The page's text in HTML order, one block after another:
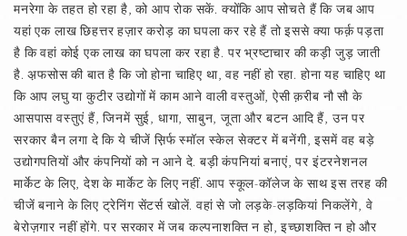
मनरेगा के तहत हो रहा है, को आप रोक सकें. क्योंकि आप सोचते हैं कि जब आप
यहां एक लाख छिहत्तर हज़ार करोड़ का घपला कर रहे हैं तो इससे क्या फर्क़ पड़ता
है कि वहां कोई एक लाख का घपला कर रहा है. पर भ्रष्टाचार की कड़ी जुड़ जाती
है. अ़फसोस की बात है कि जो होना चाहिए था, वह नहीं हो रहा. होना यह चाहिए था
कि आप लघु या कुटीर उद्योगों में काम आने वाली वस्तुओं, ऐसी क़रीब नौ सौ के
आसपास वस्तुएं हैं, जिनमें सुई, धागा, साबुन, जूता और बटन आदि हैं, उन पर
सरकार बैन लगा दे कि ये चीजें स़िर्फ स्मॉल स्केल सेक्टर में बनेंगी, इसमें वह बड़े
उद्योगपतियों और कंपनियों को न आने दे. बड़ी कंपनियां बनाएं, पर इंटरनेशनल
मार्केट के लिए, देश के मार्केट के लिए नहीं. आप स्कूल-कॉलेज के साथ इस तरह की
चीजें बनाने के लिए ट्रेनिंग सेंटर्स खोलें. वहां से जो लड़के-लड़कियां निकलेंगे, वे
बेरोज़गार नहीं होंगे. पर सरकार में जब कल्पनाशक्ति न हो, इच्छाशक्ति न हो और